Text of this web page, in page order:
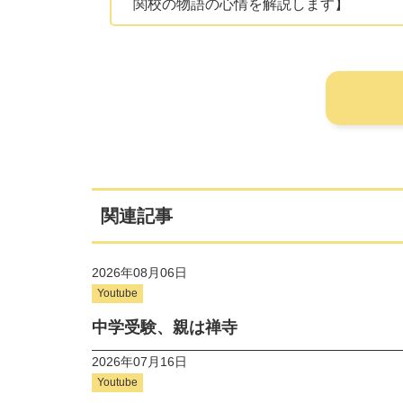
関校の物語の心情を解説します】
関連記事
2026年08月06日
Youtube
中学受験、親は禅寺
2026年07月16日
Youtube